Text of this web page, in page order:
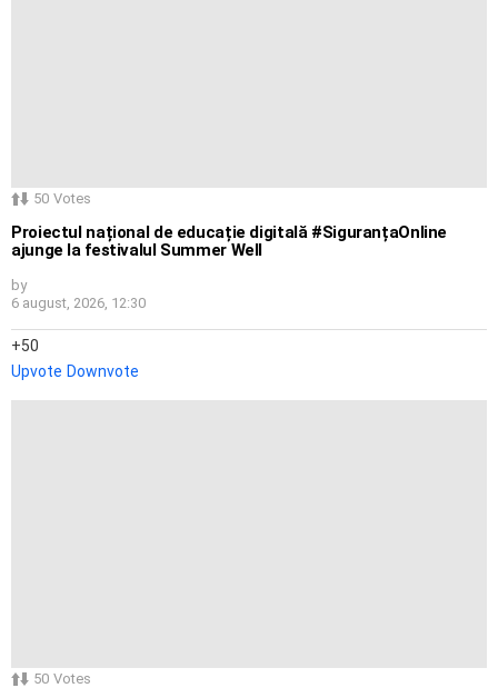
50 Votes
Proiectul național de educație digitală #SiguranțaOnline
ajunge la festivalul Summer Well
by
6 august, 2026, 12:30
50
Upvote Downvote
50 Votes